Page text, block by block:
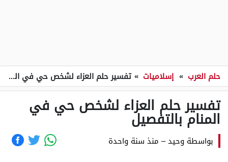
حلم العرب » إسلاميات » تفسير حلم العزاء لشخص حي في المنام بالتفصيل
تفسير حلم العزاء لشخص حي في
المنام بالتفصيل
بواسطة وحيد– منذ سنة واحدة